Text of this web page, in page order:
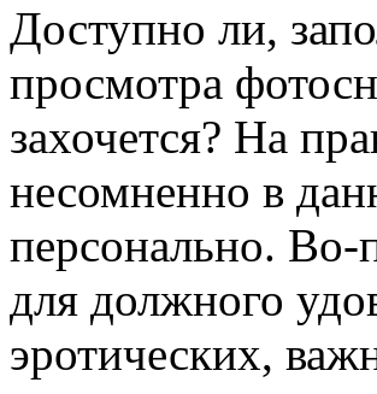
Доступно ли,
просмотра
захочется? На
несомненно в
персонально. Во-
для должного
эротических,